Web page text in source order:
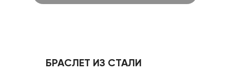
БРАСЛЕТ ИЗ СТАЛИ